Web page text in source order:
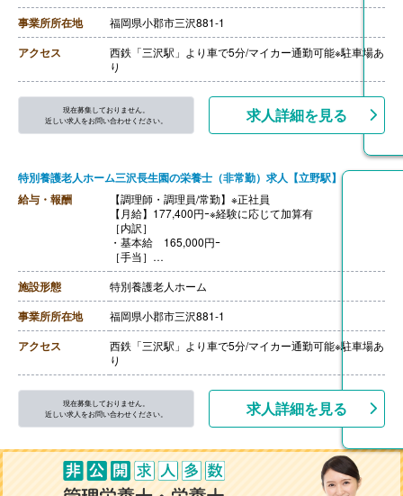
【賞与】あり（3.00ヶ月）※前年度実績
【通勤手当】あり（上限25,000円/月）
【昇給】あり※実績による
【退職金】あり※共済(WAM)加入
‐‐‐
【調理員/非常勤】
［内訳］
・基本給 1,016円-1,031円
・処遇改善手当 41円
【昇給】なし
【退職金】なし
事業所所在地 福岡県小郡市三沢881-1
アクセス
西鉄「三沢駅」より車で5分/マイカー通勤可能※駐車場あ
り
現在募集しておりません。
近しい求人をお問い合わせください。
求人詳細を見る
特別養護老人ホーム三沢長生園の栄養士（非常勤）求人【立野駅】
給与・報酬
【調理師・調理員/常勤】※正社員
【月給】177,400円ｰ※経験に応じて加算有
［内訳］
・基本給 165,000円ｰ
［手当］
・処遇改善手当 12,400円
・資格手当（調理師のみ） 3,000円
【賞与】あり（3.00ヶ月）※前年度実績
【通勤手当】あり（上限25,000円/月）
【昇給】あり※実績による
【退職金】あり※共済(WAM)加入
‐‐‐
【調理員/非常勤】
［内訳］
・基本給 1,016円-1,031円
・処遇改善手当 41円
【通勤手当】あり（上限25,000円/月）
【昇給】なし
【退職金】なし
施設形態 特別養護老人ホーム
事業所所在地 福岡県小郡市三沢881-1
アクセス
西鉄「三沢駅」より車で5分/マイカー通勤可能※駐車場あ
り
現在募集しておりません。
近しい求人をお問い合わせください。
求人詳細を見る